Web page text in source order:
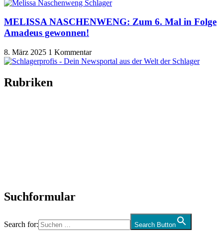
MELISSA NASCHENWENG: Zum 6. Mal in Folge
Amadeus gewonnen!
8. März 2025 1 Kommentar
Rubriken
Suchformular
Search for: Search Button